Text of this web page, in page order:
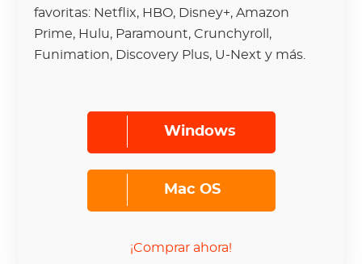
favoritas: Netflix, HBO, Disney+, Amazon
Prime, Hulu, Paramount, Crunchyroll,
Funimation, Discovery Plus, U-Next y más.
Windows
Mac OS
¡Comprar ahora!